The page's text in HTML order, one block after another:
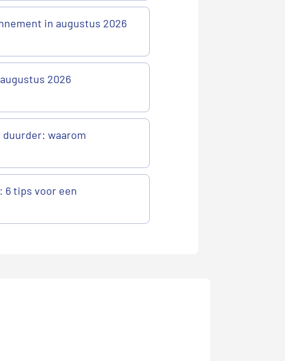
in augustus 2026
2026
waarom
6 tips voor een